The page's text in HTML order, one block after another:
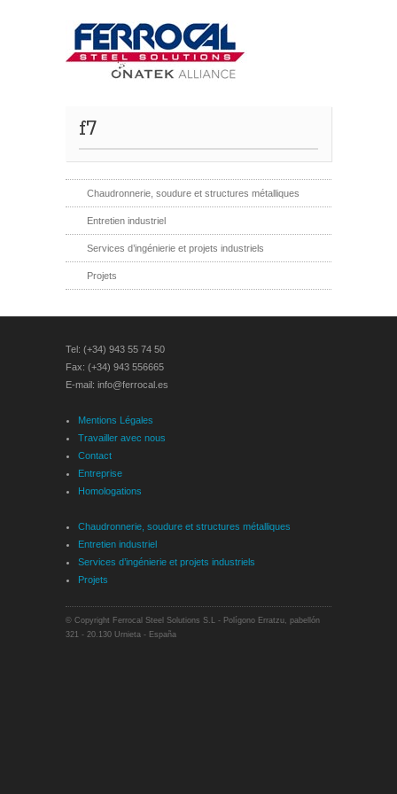
f7
Chaudronnerie, soudure et structures métalliques
Entretien industriel
Services d’ingénierie et projets industriels
Projets
Tel: (+34) 943 55 74 50
Fax: (+34) 943 556665
E-mail: info@ferrocal.es
Mentions Légales
Travailler avec nous
Contact
Entreprise
Homologations
Chaudronnerie, soudure et structures métalliques
Entretien industriel
Services d’ingénierie et projets industriels
Projets
© Copyright Ferrocal Steel Solutions S.L - Polígono Erratzu, pabellón
321 - 20.130 Urnieta - España